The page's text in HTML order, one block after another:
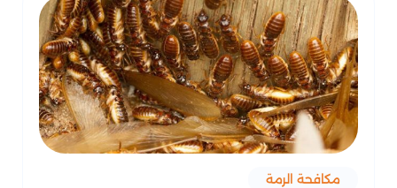
مكافحة الرمة